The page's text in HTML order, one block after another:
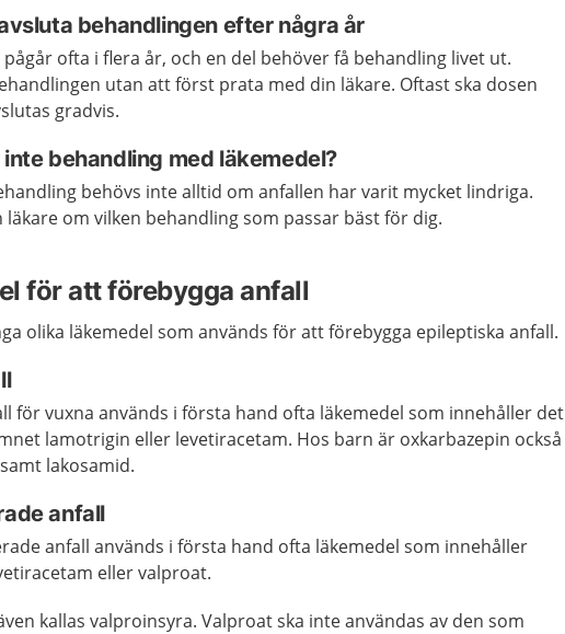
behandlingen efter några år
ofta i flera år, och en del behöver få behandling livet ut.
utan att först prata med din läkare. Oftast ska dosen
gradvis.
behandling med läkemedel?
behövs inte alltid om anfallen har varit mycket lindriga.
läkare om vilken behandling som passar bäst för dig.
för att förebygga anfall
olika läkemedel som används för att förebygga epileptiska anfall.
för vuxna används i första hand ofta läkemedel som innehåller det
lamotrigin eller levetiracetam. Hos barn är oxkarbazepin också
lakosamid.
anfall
anfall används i första hand ofta läkemedel som innehåller
eller valproat.
kallas valproinsyra. Valproat ska inte användas av den som